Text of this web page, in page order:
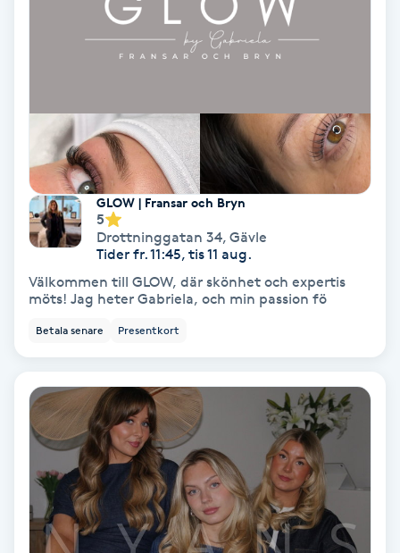
Fransförlängning Megavolym
Fransförlängning Volym
Fransk manikyr
Fransrengöring
Frekvensterapi
Friskvårdsmassage
Frisör
Funktionsanalys
GLOW | Fransar och Bryn
5
Drottninggatan 34, Gävle
Tider fr. 11:45, tis 11 aug.
Välkommen till GLOW, där skönhet och expertis
möts! Jag heter Gabriela, och min passion fö
Betala senare Presentkort